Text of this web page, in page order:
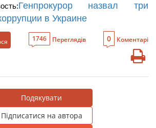
Генпрокурор назвал три
в Украине
1746 Переглядів 0 Коментарі
Подякувати
Підписатися на автора